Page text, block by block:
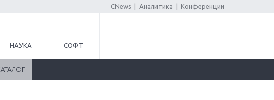
CNews Аналитика Конференции
НАУКА СОФТ